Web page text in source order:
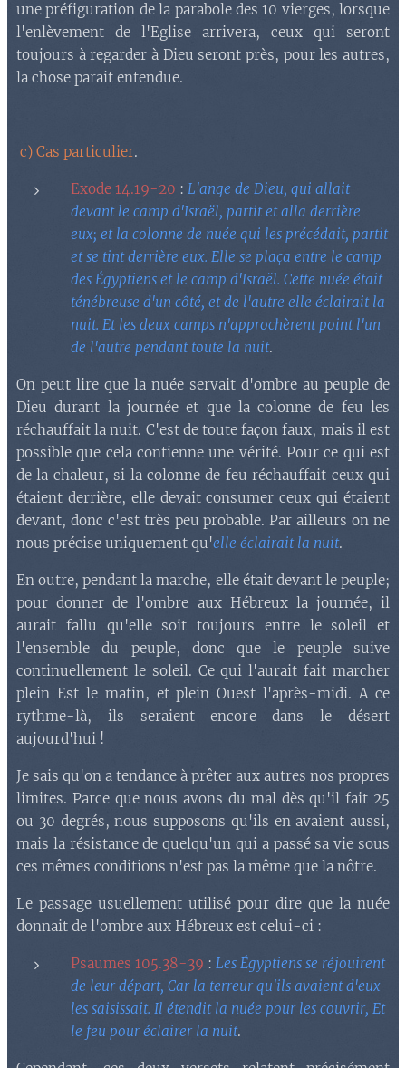
une préfiguration de la parabole des 10 vierges, lorsque
l'enlèvement de l'Eglise arrivera, ceux qui seront
toujours à regarder à Dieu seront près, pour les autres,
la chose parait entendue.
c) Cas particulier.
Exode 14.19-20 : L'ange de Dieu, qui allait
devant le camp d'Israël, partit et alla derrière
eux; et la colonne de nuée qui les précédait, partit
et se tint derrière eux. Elle se plaça entre le camp
des Égyptiens et le camp d'Israël. Cette nuée était
ténébreuse d'un côté, et de l'autre elle éclairait la
nuit. Et les deux camps n'approchèrent point l'un
de l'autre pendant toute la nuit.
On peut lire que la nuée servait d'ombre au peuple de
Dieu durant la journée et que la colonne de feu les
réchauffait la nuit. C'est de toute façon faux, mais il est
possible que cela contienne une vérité. Pour ce qui est
de la chaleur, si la colonne de feu réchauffait ceux qui
étaient derrière, elle devait consumer ceux qui étaient
devant, donc c'est très peu probable. Par ailleurs on ne
nous précise uniquement qu'elle éclairait la nuit.
En outre, pendant la marche, elle était devant le peuple;
pour donner de l'ombre aux Hébreux la journée, il
aurait fallu qu'elle soit toujours entre le soleil et
l'ensemble du peuple, donc que le peuple suive
continuellement le soleil. Ce qui l'aurait fait marcher
plein Est le matin, et plein Ouest l'après-midi. A ce
rythme-là, ils seraient encore dans le désert
aujourd'hui !
Je sais qu'on a tendance à prêter aux autres nos propres
limites. Parce que nous avons du mal dès qu'il fait 25
ou 30 degrés, nous supposons qu'ils en avaient aussi,
mais la résistance de quelqu'un qui a passé sa vie sous
ces mêmes conditions n'est pas la même que la nôtre.
Le passage usuellement utilisé pour dire que la nuée
donnait de l'ombre aux Hébreux est celui-ci :
Psaumes 105.38-39 : Les Égyptiens se réjouirent
de leur départ, Car la terreur qu'ils avaient d'eux
les saisissait. Il étendit la nuée pour les couvrir, Et
le feu pour éclairer la nuit.